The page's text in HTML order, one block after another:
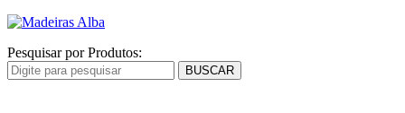
Pesquisar por Produtos: